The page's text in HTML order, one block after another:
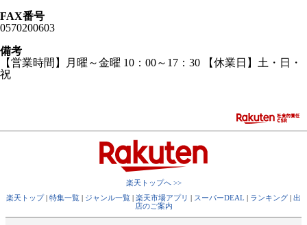
FAX番号
0570200603
備考
【営業時間】月曜～金曜 10：00～17：30 【休業日】土・日・
祝
楽天トップへ >>
楽天トップ
特集一覧 ジャンル一覧 楽天市場アプリ スーパーDEAL ランキング
出
店のご案内